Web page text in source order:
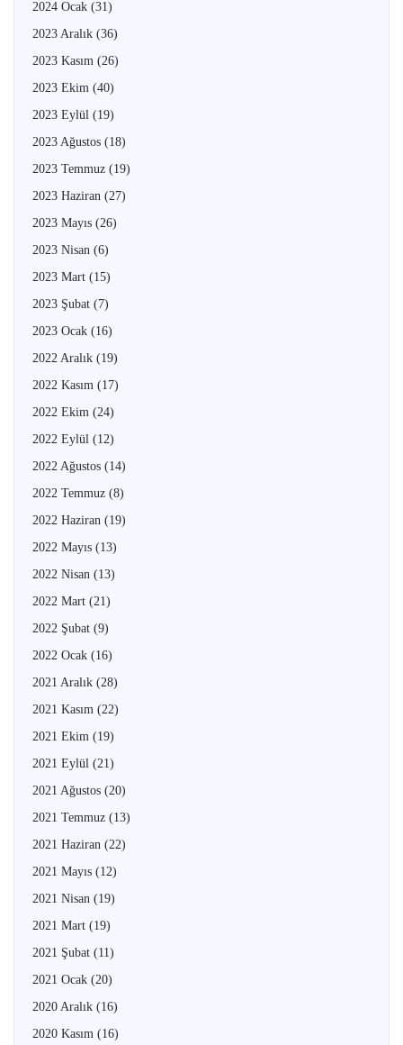
2024 Ocak (31)
2023 Aralık (36)
2023 Kasım (26)
2023 Ekim (40)
2023 Eylül (19)
2023 Ağustos (18)
2023 Temmuz (19)
2023 Haziran (27)
2023 Mayıs (26)
2023 Nisan (6)
2023 Mart (15)
2023 Şubat (7)
2023 Ocak (16)
2022 Aralık (19)
2022 Kasım (17)
2022 Ekim (24)
2022 Eylül (12)
2022 Ağustos (14)
2022 Temmuz (8)
2022 Haziran (19)
2022 Mayıs (13)
2022 Nisan (13)
2022 Mart (21)
2022 Şubat (9)
2022 Ocak (16)
2021 Aralık (28)
2021 Kasım (22)
2021 Ekim (19)
2021 Eylül (21)
2021 Ağustos (20)
2021 Temmuz (13)
2021 Haziran (22)
2021 Mayıs (12)
2021 Nisan (19)
2021 Mart (19)
2021 Şubat (11)
2021 Ocak (20)
2020 Aralık (16)
2020 Kasım (16)